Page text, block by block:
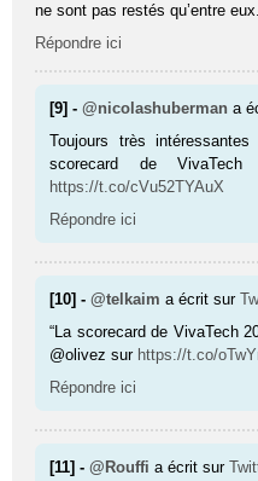
ne sont pas restés qu’entre eux.
Répondre ici
[9] -@nicolashuberman a
Toujours très
scorecard de
https://t.co/cVu52TYAuX
Répondre ici
[10] -@telkaim a écrit sur
“La scorecard de VivaTech
@olivez sur https://t.co/
Répondre ici
[11] -@Rouffi a écrit sur